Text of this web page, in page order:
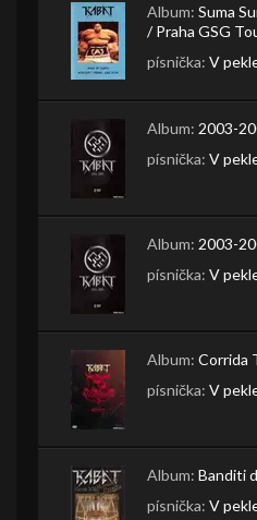
Album: Suma
/ Praha GSG
písnička: V
Album: 2003-
písnička: V
Album: 2003-
písnička: V
Album: Corrida
písnička: V
Album: Banditi
písnička: V